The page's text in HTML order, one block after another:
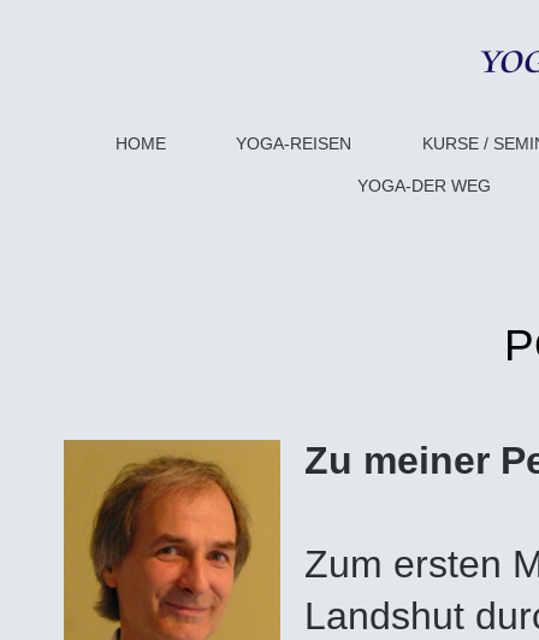
HOME YOGA-REISEN KURSE /
YOGA-DER WEG
Zu
Zum ersten
Landshut